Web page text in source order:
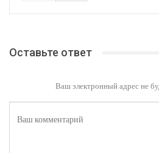
Оставьте ответ
Ваш электронный адрес не